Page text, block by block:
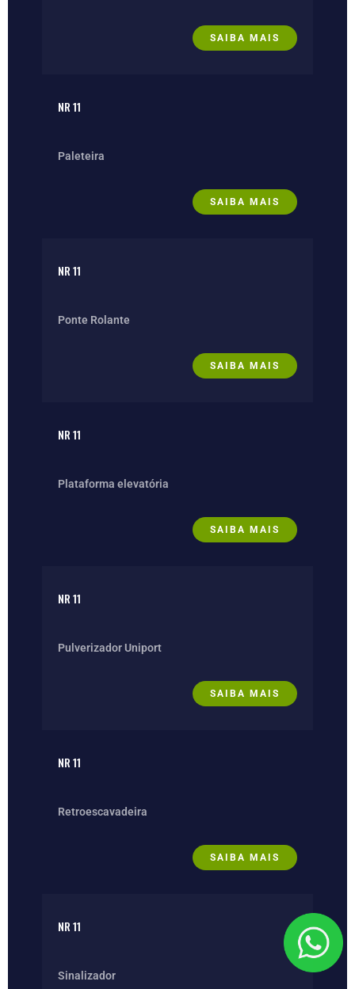
SAIBA MAIS
NR 11
Paleteira
SAIBA MAIS
NR 11
Ponte Rolante
SAIBA MAIS
NR 11
Plataforma elevatória
SAIBA MAIS
NR 11
Pulverizador Uniport
SAIBA MAIS
NR 11
Retroescavadeira
SAIBA MAIS
NR 11
Sinalizador